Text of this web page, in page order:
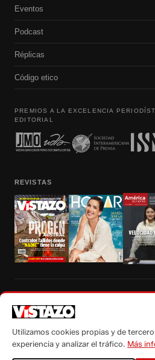
Eventos
Podcast
Réplicas
Código etico
PREMIOS A LA EXCELENCIA
EDITORIAL
REVISTAS
autorización escrita de su titular, de todos los
Utilizamos cookies propias y de
experiencia y analizar el tráfico. Más